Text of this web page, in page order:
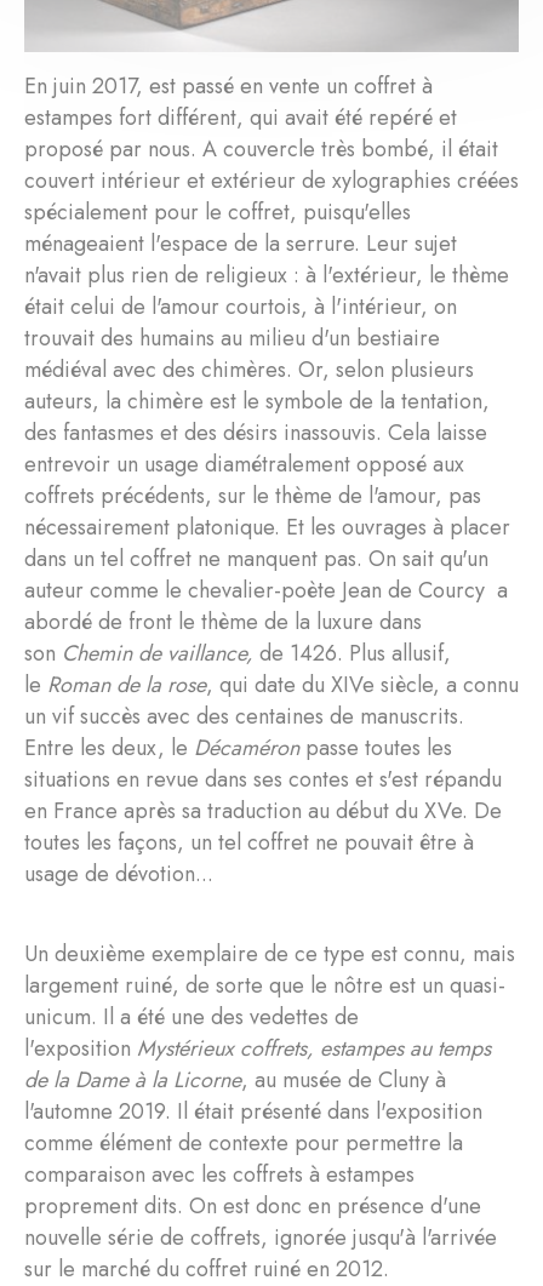
En juin 2017, est passé en vente un coffret à
estampes fort différent, qui avait été repéré et
proposé par nous. A couvercle très bombé, il était
couvert intérieur et extérieur de xylographies créées
spécialement pour le coffret, puisqu'elles
ménageaient l'espace de la serrure. Leur sujet
n'avait plus rien de religieux : à l'extérieur, le thème
était celui de l'amour courtois, à l'intérieur, on
trouvait des humains au milieu d'un bestiaire
médiéval avec des chimères. Or, selon plusieurs
auteurs, la chimère est le symbole de la tentation,
des fantasmes et des désirs inassouvis. Cela laisse
entrevoir un usage diamétralement opposé aux
coffrets précédents, sur le thème de l'amour, pas
nécessairement platonique. Et les ouvrages à placer
dans un tel coffret ne manquent pas. On sait qu'un
auteur comme le chevalier-poète Jean de Courcy a
abordé de front le thème de la luxure dans
son Chemin de vaillance, de 1426. Plus allusif,
le Roman de la rose, qui date du XIVe siècle, a connu
un vif succès avec des centaines de manuscrits.
Entre les deux, le Décaméronpasse toutes les
situations en revue dans ses contes et s'est répandu
en France après sa traduction au début du XVe. De
toutes les façons, un tel coffret ne pouvait être à
usage de dévotion...
Un deuxième exemplaire de ce type est connu, mais
largement ruiné, de sorte que le nôtre est un quasi-
unicum. Il a été une des vedettes de
l'exposition Mystérieux coffrets, estampes au temps
de la Dame à la Licorne, au musée de Cluny à
l'automne 2019. Il était présenté dans l'exposition
comme élément de contexte pour permettre la
comparaison avec les coffrets à estampes
proprement dits. On est donc en présence d'une
nouvelle série de coffrets, ignorée jusqu'à l'arrivée
sur le marché du coffret ruiné en 2012.